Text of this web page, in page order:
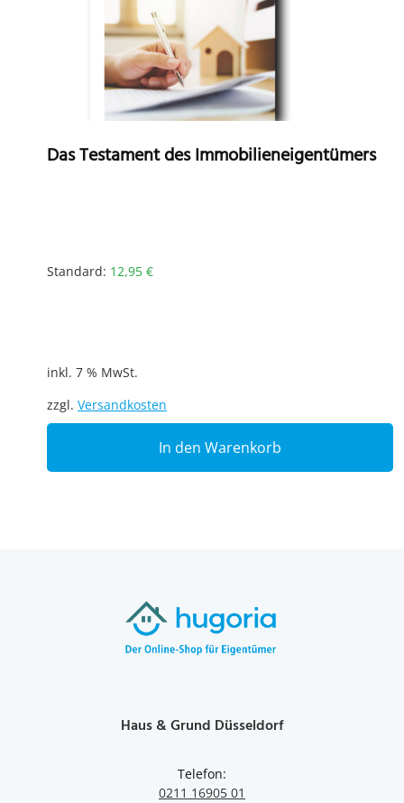
Das Testament des Immobilieneigentümers
Standard: 12,95 €
inkl. 7 % MwSt.
zzgl. Versandkosten
In den Warenkorb
Haus & Grund Düsseldorf
Telefon:
0211 16905 01